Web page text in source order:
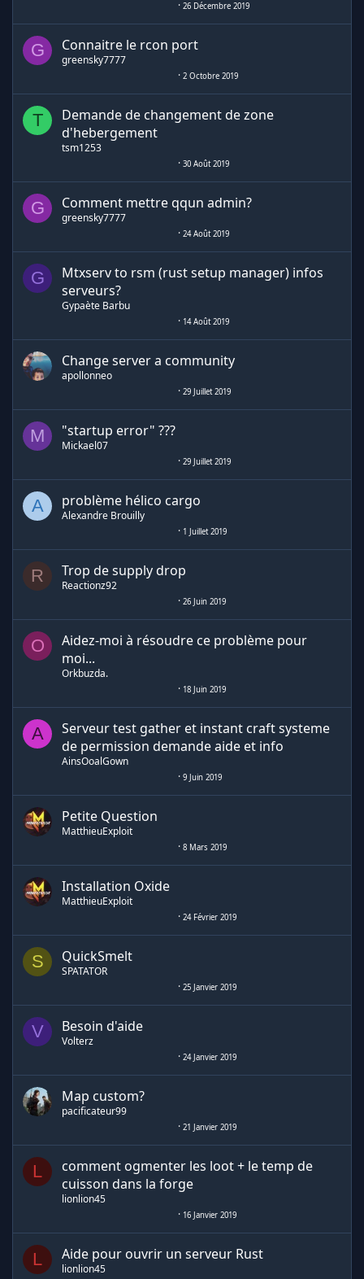
26 Décembre 2019
G Connaitre le rcon port
greensky7777
2 Octobre 2019
T
Demande de changement de zone
d'hebergement
tsm1253
30 Août 2019
G Comment mettre qqun admin?
greensky7777
24 Août 2019
G
Mtxserv to rsm (rust setup manager) infos
serveurs?
Gypaète Barbu
14 Août 2019
Change server a community
apollonneo
29 Juillet 2019
M "startup error" ???
Mickael07
29 Juillet 2019
A problème hélico cargo
Alexandre Brouilly
1 Juillet 2019
R Trop de supply drop
Reactionz92
26 Juin 2019
O
Aidez-moi à résoudre ce problème pour
moi...
Orkbuzda.
18 Juin 2019
A
Serveur test gather et instant craft systeme
de permission demande aide et info
AinsOoalGown
9 Juin 2019
Petite Question
MatthieuExploit
8 Mars 2019
Installation Oxide
MatthieuExploit
24 Février 2019
S QuickSmelt
SPATATOR
25 Janvier 2019
V Besoin d'aide
Volterz
24 Janvier 2019
Map custom?
pacificateur99
21 Janvier 2019
L
comment ogmenter les loot + le temp de
cuisson dans la forge
lionlion45
16 Janvier 2019
L Aide pour ouvrir un serveur Rust
lionlion45